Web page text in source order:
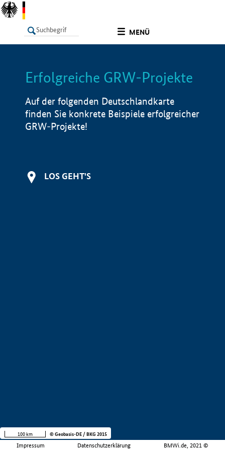
MENÜ
LISTE Info
Erfolgreiche GRW-Projekte
Auf der folgenden Deutschlandkarte
finden Sie konkrete Beispiele erfolgreicher
GRW-Projekte!
LOS GEHT'S
Impressum Datenschutzerklärung BMWi.de, 2021 ©
100 km © Geobasis-DE / BKG 2015